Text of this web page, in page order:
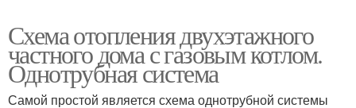
Схема отопления двухэтажного
частного дома с газовым котлом.
Однотрубная система
Самой простой является схема однотрубной системы